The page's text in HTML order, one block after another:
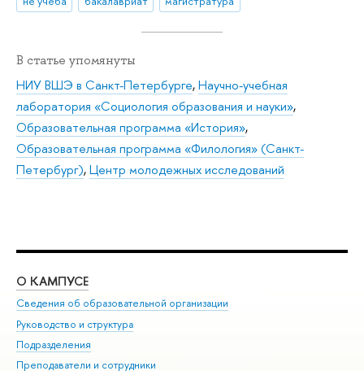
В статье упомянуты
НИУ ВШЭ в Санкт-Петербурге,Научно-учебная
лаборатория «Социология образования и науки»,
Образовательная программа «История»,
Образовательная программа «Филология» (Санкт-
Петербург),Центр молодежных исследований
О КАМПУСЕ
Сведения об образовательной организации
Руководство и структура
Подразделения
Преподаватели и сотрудники